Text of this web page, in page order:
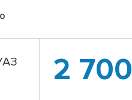
2 700